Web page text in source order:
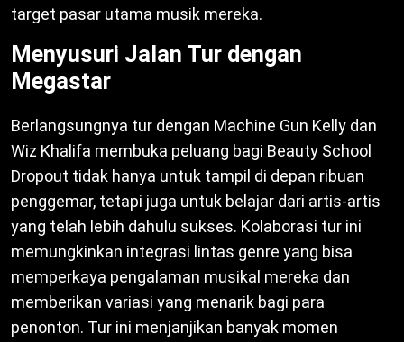
target pasar utama musik mereka.
Menyusuri Jalan Tur dengan
Megastar
Berlangsungnya tur dengan Machine Gun Kelly dan
Wiz Khalifa membuka peluang bagi Beauty School
Dropout tidak hanya untuk tampil di depan ribuan
penggemar, tetapi juga untuk belajar dari artis-artis
yang telah lebih dahulu sukses. Kolaborasi tur ini
memungkinkan integrasi lintas genre yang bisa
memperkaya pengalaman musikal mereka dan
memberikan variasi yang menarik bagi para
penonton. Tur ini menjanjikan banyak momen